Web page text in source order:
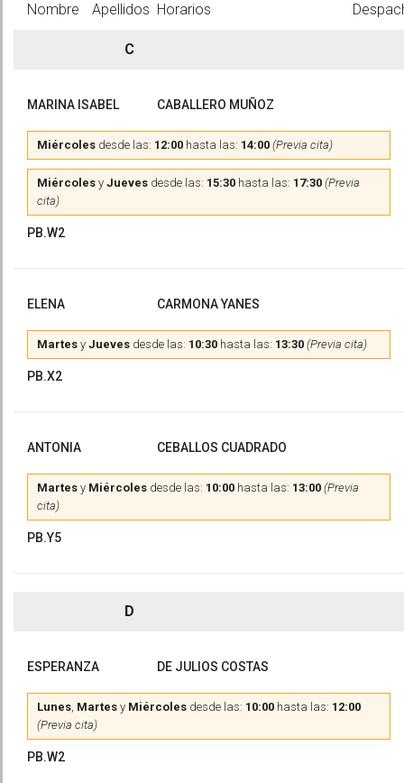
Nombre Apellidos Horarios
C
MARINA ISABEL CABALLERO MUÑOZ
Miércoles desde las: 12:00 hasta las: 14:00 (Previa cita)
Miércoles y Jueves desde las: 15:30 hasta las: 17:30 (Previa
cita)
PB.W2
ELENA CARMONA YANES
Martes y Jueves desde las: 10:30 hasta las: 13:30 (Previa cita)
PB.X2
ANTONIA CEBALLOS CUADRADO
Martes y Miércoles desde las: 10:00 hasta las: 13:00 (Previa
cita)
PB.Y5
D
ESPERANZA DE JULIOS COSTAS
Lunes, Martes y Miércoles desde las: 10:00 hasta las: 12:00
(Previa cita)
PB.W2